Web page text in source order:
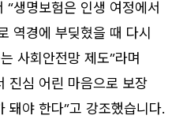
“생명보험은 인생 여정에서
역경에 부딪혔을 때 다시
사회안전망 제도”라며
진심 어린 마음으로 보장
돼야 한다”고 강조했습니다.